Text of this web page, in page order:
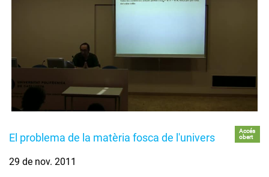
El problema de la matèria fosca de l'univers
Accés
obert
29 de nov. 2011